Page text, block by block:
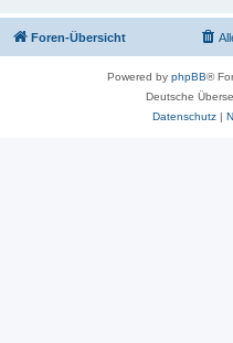
Foren-Übersicht
Powered by phpBB®
Deutsche
Datenschutz|